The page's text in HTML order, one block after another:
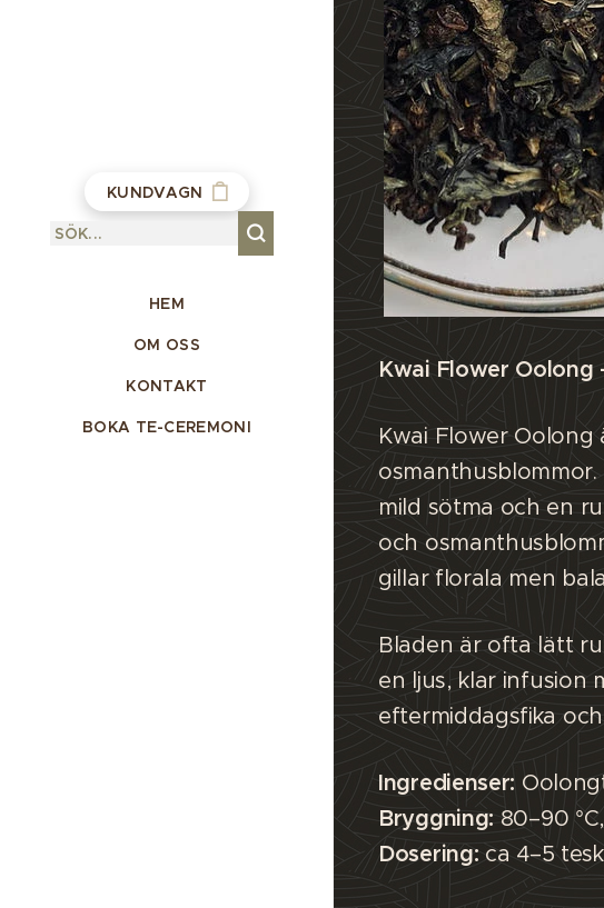
KUNDVAGN
HEM
OM OSS
KONTAKT
BOKA TE-CEREMONI
Kwai Flower
Kwai Flower
mild sötma och en
och
gillar florala men
Bladen är ofta lätt
en ljus, klar infusion
eftermiddagsfika
Ingredienser:
Bryggning: 80–90
Dosering: ca 4–5